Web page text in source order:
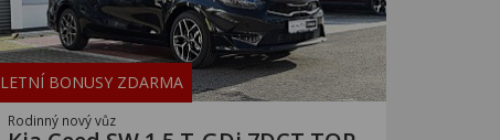
LETNÍ BONUSY ZDARMA
Rodinný nový vůz